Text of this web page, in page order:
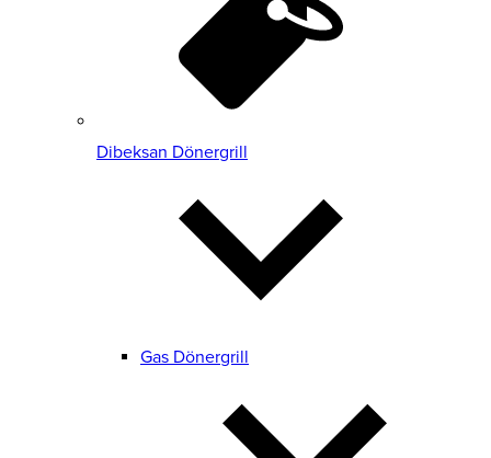
Dibeksan Dönergrill
Gas Dönergrill